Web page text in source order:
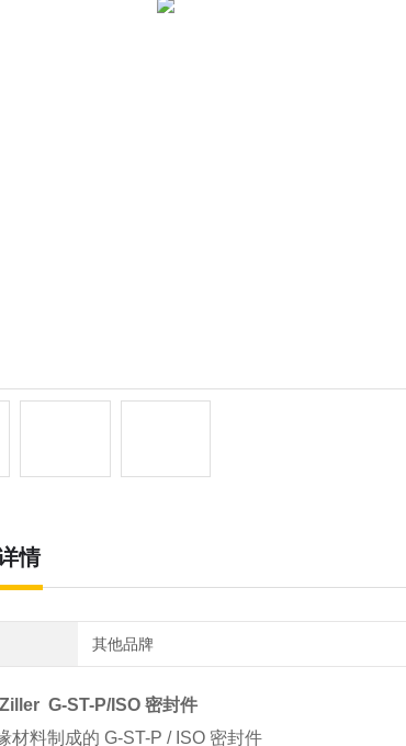
情
其他品牌
G-ST-P/ISO 密封件
材料制成的 G-ST-P / ISO 密封件